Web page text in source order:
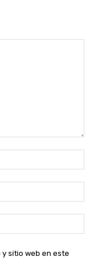
sitio web en este